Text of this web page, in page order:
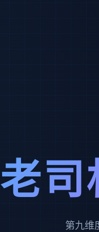
老司
第九维